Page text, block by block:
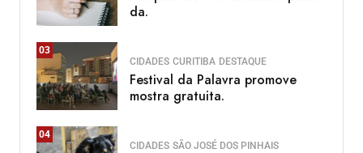
da.
03
CIDADES CURITIBA DESTAQUE
Festival da Palavra promove
mostra gratuita.
04
CIDADES SÃO JOSÉ DOS PINHAIS